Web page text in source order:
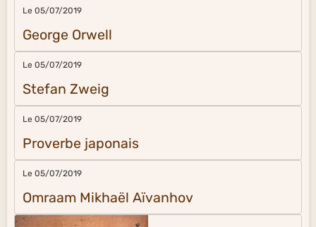
Le 05/07/2019
George Orwell
Le 05/07/2019
Stefan Zweig
Le 05/07/2019
Proverbe japonais
Le 05/07/2019
Omraam Mikhaël Aïvanhov